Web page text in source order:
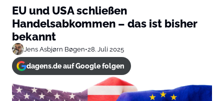
EU und USA schließen
Handelsabkommen – das ist bisher
bekannt
Jens Asbjørn Bøgen•28. Juli 2025
dagens.de auf Google folgen